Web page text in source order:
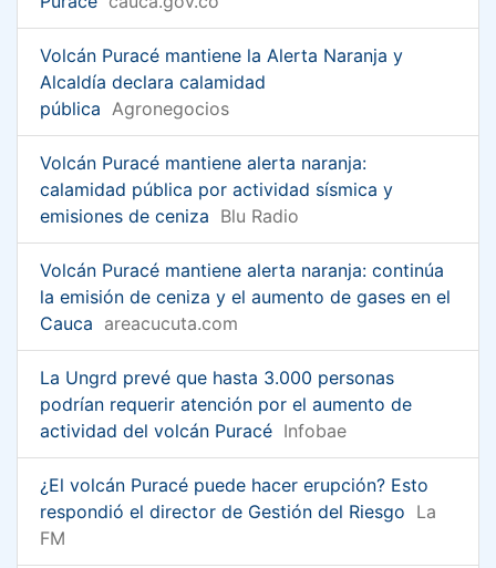
Volcán Puracé mantiene la Alerta Naranja y
Alcaldía declara calamidad
pública Agronegocios
Volcán Puracé mantiene alerta naranja:
calamidad pública por actividad sísmica y
emisiones de ceniza Blu Radio
Volcán Puracé mantiene alerta naranja: continúa
la emisión de ceniza y el aumento de gases en el
Cauca areacucuta.com
La Ungrd prevé que hasta 3.000 personas
podrían requerir atención por el aumento de
actividad del volcán Puracé Infobae
¿El volcán Puracé puede hacer erupción? Esto
respondió el director de Gestión del Riesgo La
FM